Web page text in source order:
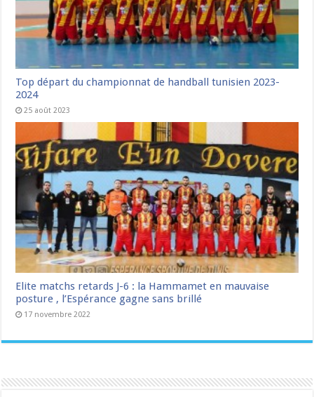
Top départ du championnat de handball tunisien 2023-
2024
25 août 2023
Elite matchs retards J-6 : la Hammamet en mauvaise
posture , l’Espérance gagne sans brillé
17 novembre 2022